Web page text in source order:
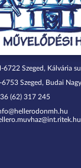
6722 Szeged, Kálvária
6753 Szeged, Budai
(62) 317 245